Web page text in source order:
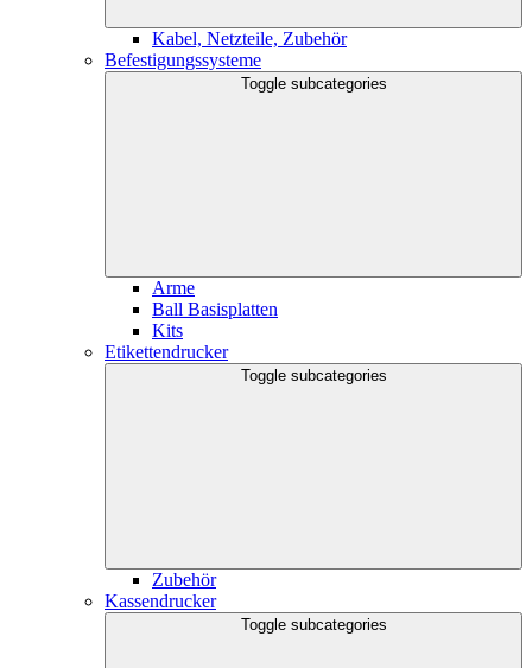
Kabel, Netzteile, Zubehör
Befestigungssysteme
Toggle subcategories
Arme
Ball Basisplatten
Kits
Etikettendrucker
Toggle subcategories
Zubehör
Kassendrucker
Toggle subcategories